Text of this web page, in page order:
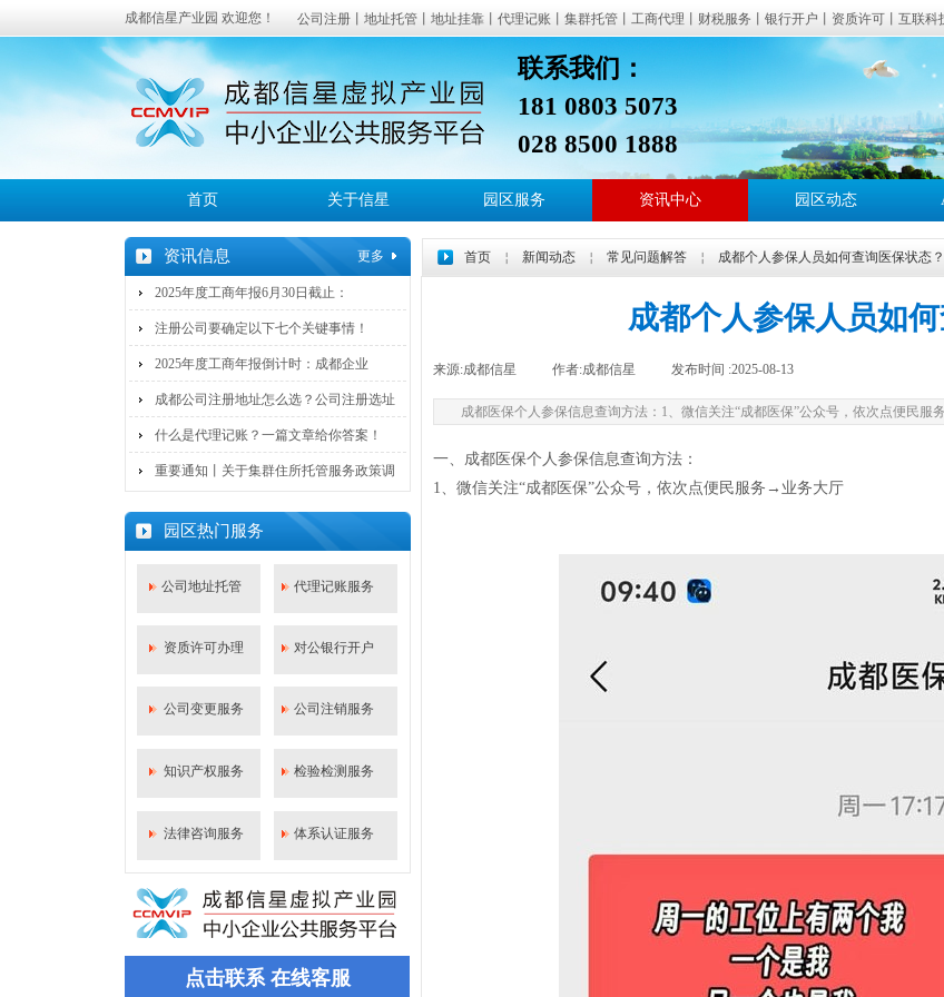
公司注册丨地址托管丨地址挂靠丨代理记账丨集群托管丨工商代理丨财税服务丨银行开户丨资质许可丨互联
成都信星产业园：提供成都地址托管、地址挂靠、集群注册地址、公司注册、代
服务覆盖：高新区、武侯区、锦江区、青羊区、成华区、天府新区、郫都区、双流区、东部新区、新都区、
适合无实际办公地址注册公司、初创企业地址托管、注册地址异常
成都信星产业园 欢迎您！
首页 关于信星 园区服务 资讯中心 园区动态
联系我们：
181 0803
028 8500 1888
资讯信息 更多 首页 ￤ 新闻动态 ￤ 常见问题解答 ￤ 成都个人参保人员如何查询医保状态？
2025年度工商年报6月30日截止：
注册公司要确定以下七个关键事情！
2025年度工商年报倒计时：成都企业
成都公司注册地址怎么选？公司注册选址
什么是代理记账？一篇文章给你答案！
重要通知丨关于集群住所托管服务政策调
成都新公司如何办理社保开户？
公司注册后必须马上记账报税吗？
成都个人参保人员如
来源:成都信星 作者:成都信星 发布时间 :2025-08-13
成都医保个人参保信息查询方法：1、微信关注“成都医保”公众号，依次点便民服
一、成都医保个人参保信息查询方法：
1、微信关注“成都医保”公众号，依次点便民服务→业务大厅
园区热门服务
代理记账服务
公司地址托管
对公银行开户
资质许可办理
公司变更服务 公司注销服务
检验检测服务
知识产权服务
体系认证服务
法律咨询服务
点击联系 在线客服